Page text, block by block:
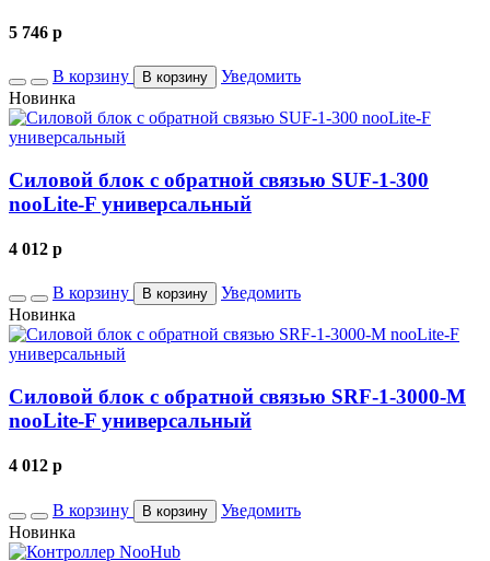
5 746 p
В корзину В корзину
Уведомить
Новинка
Силовой блок с обратной связью SUF-1-300
nooLite-F универсальный
4 012 p
В корзину В корзину
Уведомить
Новинка
Силовой блок с обратной связью SRF-1-3000-M
nooLite-F универсальный
4 012 p
В корзину В корзину
Уведомить
Новинка